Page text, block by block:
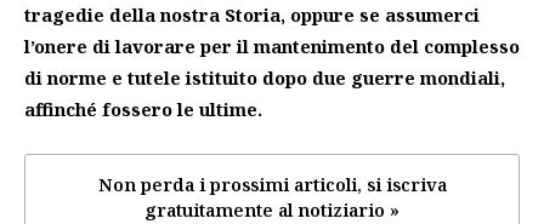
tragedie della nostra Storia, oppure se assumerci
l’onere di lavorare per il mantenimento del complesso
di norme e tutele istituito dopo due guerre mondiali,
affinché fossero le ultime.
Non perda i prossimi articoli, si iscriva
gratuitamente al notiziario »